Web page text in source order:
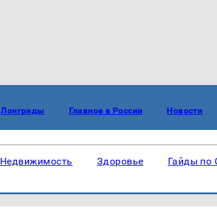
Лонгриды Главное в России Новости
Недвижимость Здоровье Гайды по